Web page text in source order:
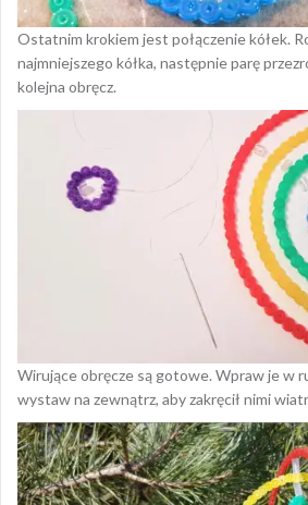
Ostatnim krokiem jest połączenie kółek.
najmniejszego kółka, następnie parę
kolejna obręcz.
Wirujące obręcze są gotowe. Wpraw je w
wystaw na zewnątrz, aby zakręcił nimi